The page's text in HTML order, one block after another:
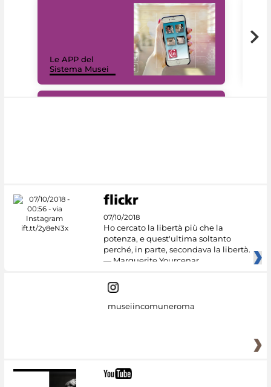
Le APP del
Sistema Musei
07/10/2018
Ho cercato la libertà più che la
potenza, e quest'ultima soltanto
perché, in parte, secondava la libertà.
— Marguerite Yourcenar
museiincomuneroma